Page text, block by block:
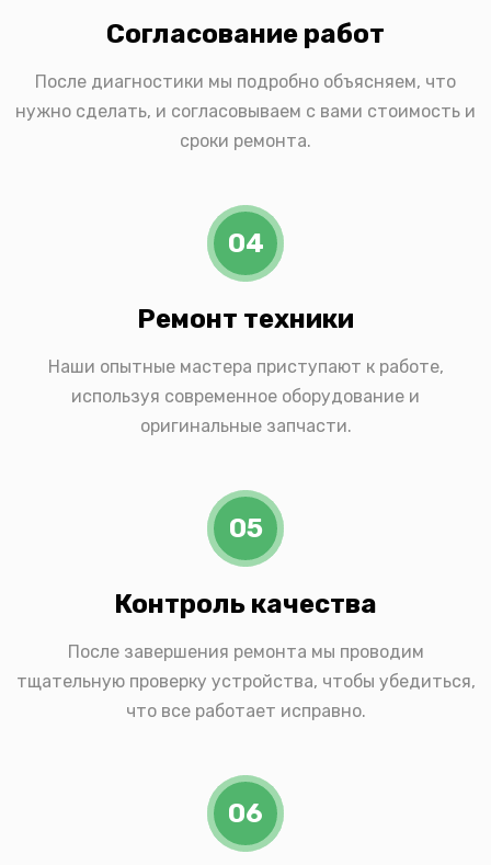
Согласование работ
После диагностики мы подробно объясняем, что
нужно сделать, и согласовываем с вами стоимость и
сроки ремонта.
04
Ремонт техники
Наши опытные мастера приступают к работе,
используя современное оборудование и
оригинальные запчасти.
05
Контроль качества
После завершения ремонта мы проводим
тщательную проверку устройства, чтобы убедиться,
что все работает исправно.
06